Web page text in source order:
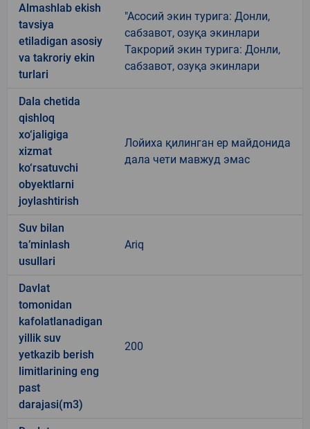
Almashlab ekish
tavsiya
etiladigan asosiy
va takroriy ekin
turlari
"Асосий экин турига: Донли,
сабзавот, озуқа экинлари
Такрорий экин турига: Донли,
сабзавот, озуқа экинлари
Dala chetida
qishloq
xo‘jaligiga
xizmat
ko‘rsatuvchi
obyektlarni
joylashtirish
Лойиха қилинган ер майдонида
дала чети мавжуд эмас
Suv bilan
ta’minlash
usullari
Ariq
Davlat
tomonidan
kafolatlanadigan
yillik suv
yetkazib berish
limitlarining eng
past
darajasi(m3)
200